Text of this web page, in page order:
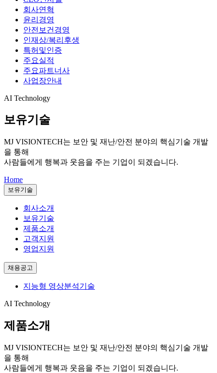
회사연혁
윤리경영
안전보건경영
인재상/복리후생
특허및인증
주요실적
주요파트너사
사업장안내
AI Technology
보유기술
MJ VISIONTECH는 보안 및 재난/안전 분야의 핵심기술 개발
을 통해
사람들에게 행복과 웃음을 주는 기업이 되겠습니다.
Home
보유기술
회사소개
보유기술
제품소개
고객지원
영업지원
채용공고
지능형 영상분석기술
AI Technology
제품소개
MJ VISIONTECH는 보안 및 재난/안전 분야의 핵심기술 개발
을 통해
사람들에게 행복과 웃음을 주는 기업이 되겠습니다.